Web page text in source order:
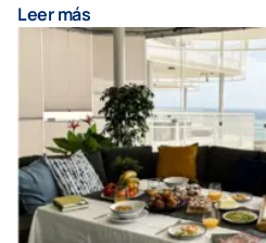
Leer más